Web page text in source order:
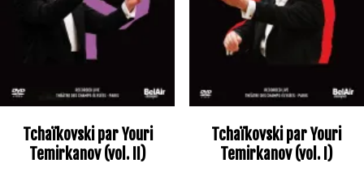
Tchaïkovski par Youri
Temirkanov (vol. II)
Tchaïkovski par Youri
Temirkanov (vol. I)